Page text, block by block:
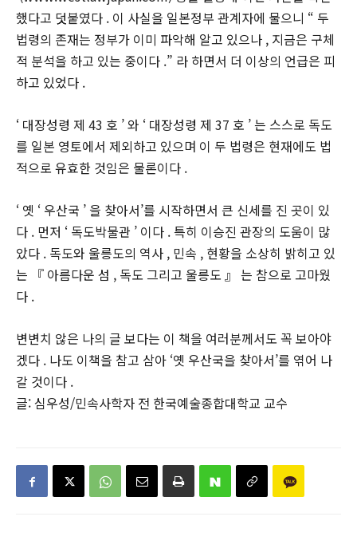
했다고 덧붙였다 . 이 사실을 일본정부 관계자에 물으니 “ 두
법령의 존재는 정부가 이미 파악해 알고 있으나 , 지금은 구체
적 분석을 하고 있는 중이다 .” 라 하면서 더 이상의 언급은 피
하고 있었다 .
‘ 대장성령 제 43 호 ’ 와 ‘ 대장성령 제 37 호 ’ 는 스스로 독도
를 일본 영토에서 제외하고 있으며 이 두 법령은 현재에도 법
적으로 유효한 것임은 물론이다 .
‘ 옛 ‘ 우산국 ’ 을 찾아서’를 시작하면서 큰 신세를 진 곳이 있
다 . 먼저 ‘ 독도박물관 ’ 이다 . 특히 이승진 관장의 도움이 많
았다 . 독도와 울릉도의 역사 , 민속 , 현황을 소상히 밝히고 있
는 『 아름다운 섬 , 독도 그리고 울릉도 』 는 참으로 고마웠
다 .
변변치 않은 나의 글 보다는 이 책을 여러분께서도 꼭 보아야
겠다 . 나도 이책을 참고 삼아 ‘옛 우산국을 찾아서’를 엮어 나
갈 것이다 .
글: 심우성/민속사학자 전 한국예술종합대학교 교수